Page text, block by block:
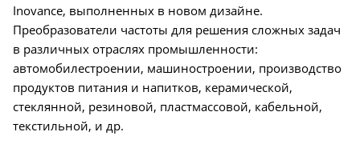
Inovance, выполненных в новом дизайне.
Преобразователи частоты для решения сложных задач
в различных отраслях промышленности:
автомобилестроении, машиностроении, производство
продуктов питания и напитков, керамической,
стеклянной, резиновой, пластмассовой, кабельной,
текстильной, и др.